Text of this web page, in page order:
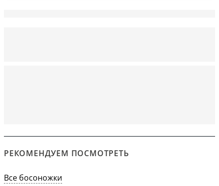
РЕКОМЕНДУЕМ ПОСМОТРЕТЬ
Все босоножки